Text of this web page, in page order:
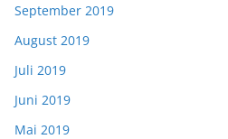
September 2019
August 2019
Juli 2019
Juni 2019
Mai 2019